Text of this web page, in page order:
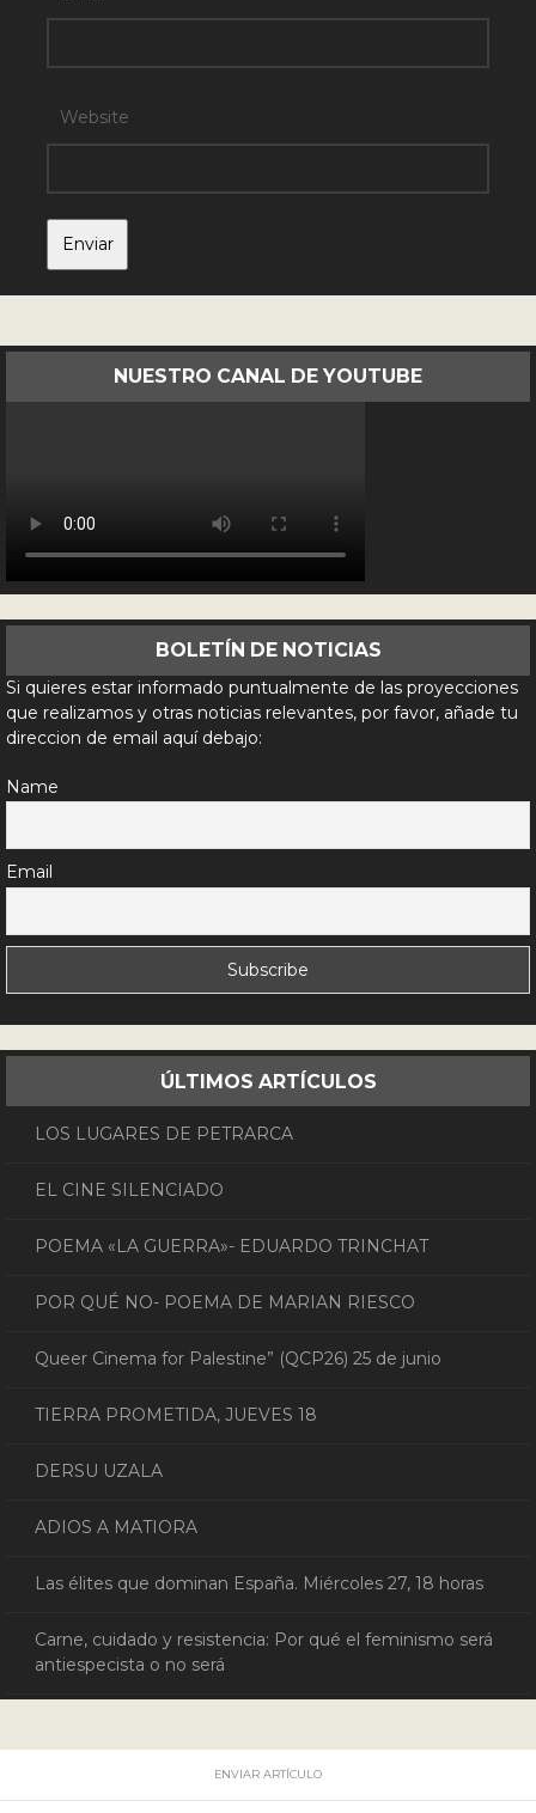
Website
NUESTRO CANAL DE YOUTUBE
BOLETÍN DE NOTICIAS
Si quieres estar informado puntualmente de las proyecciones
que realizamos y otras noticias relevantes, por favor, añade tu
direccion de email aquí debajo:
Name
Email
ÚLTIMOS ARTÍCULOS
LOS LUGARES DE PETRARCA
EL CINE SILENCIADO
POEMA «LA GUERRA»- EDUARDO TRINCHAT
POR QUÉ NO- POEMA DE MARIAN RIESCO
Queer Cinema for Palestine” (QCP26) 25 de junio
TIERRA PROMETIDA, JUEVES 18
DERSU UZALA
ADIOS A MATIORA
Las élites que dominan España. Miércoles 27, 18 horas
Carne, cuidado y resistencia: Por qué el feminismo será
antiespecista o no será
ENVIAR ARTÍCULO